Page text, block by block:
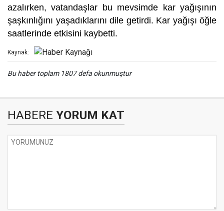
azalırken, vatandaşlar bu mevsimde kar yağışının
şaşkınlığını yaşadıklarını dile getirdi. Kar yağışı öğle
saatlerinde etkisini kaybetti.
Kaynak:
Bu haber toplam 1807 defa okunmuştur
HABERE YORUM KAT